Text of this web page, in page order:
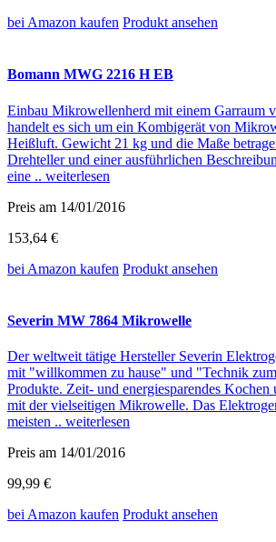
bei Amazon kaufen Produkt ansehen
Bomann MWG 2216 H EB
Einbau Mikrowellenherd mit einem Garraum
handelt es sich um ein Kombigerät von
Heißluft. Gewicht 21 kg und die Maße
Drehteller und einer ausführlichen
eine .. weiterlesen
Preis am 14/01/2016
153,64 €
bei Amazon kaufen Produkt ansehen
Severin MW 7864 Mikrowelle
Der weltweit tätige Hersteller Severin
mit "willkommen zu hause" und "Technik
Produkte. Zeit- und energiesparendes
mit der vielseitigen Mikrowelle. Das
meisten .. weiterlesen
Preis am 14/01/2016
99,99 €
bei Amazon kaufen Produkt ansehen